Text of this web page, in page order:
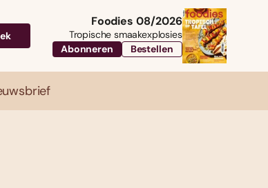
Foodies 08/2026
Tropische smaakexplosies
Abonneren
Bestellen